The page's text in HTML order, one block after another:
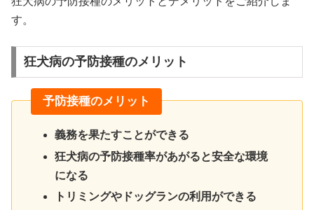
す。
狂犬病の予防接種のメリット
予防接種のメリット
義務を果たすことができる
狂犬病の予防接種率があがると安全な環境
になる
トリミングやドッグランの利用ができる